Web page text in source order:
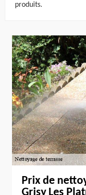
produits.
Prix de